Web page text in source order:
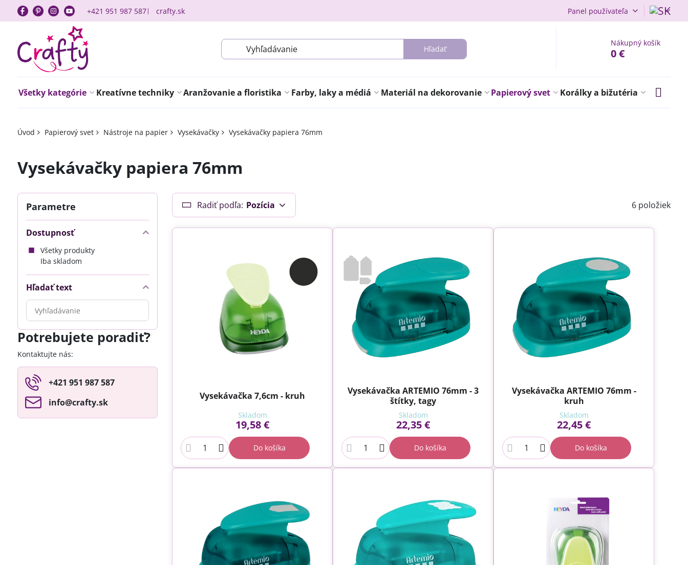
+421 951 987 587 crafty.sk Panel používateľa
Hľadať
Nákupný košík
0 €
Všetky kategórie Kreatívne techniky Aranžovanie a floristika Farby, laky a médiá Materiál na dekorovanie Papierový svet Korálky a bižutéria
Úvod Papierový svet Nástroje na papier Vysekávačky Vysekávačky papiera 76mm
Vysekávačky papiera 76mm
Radiť podľa: Pozícia 6 položiek
Vysekávačka 7,6cm - kruh
Skladom
19,58 €
Do košíka
Vysekávačka ARTEMIO 76mm - 3
štítky, tagy
Skladom
22,35 €
Do košíka
Vysekávačka ARTEMIO 76mm -
kruh
Skladom
22,45 €
Do košíka
Parametre
Dostupnosť
Všetky produkty
Iba skladom
Hľadať text
Prehľadať
výsledky
filtra
fulltextom
Potrebujete poradiť?
Kontaktujte nás:
+421 951 987 587
info​@crafty​.sk